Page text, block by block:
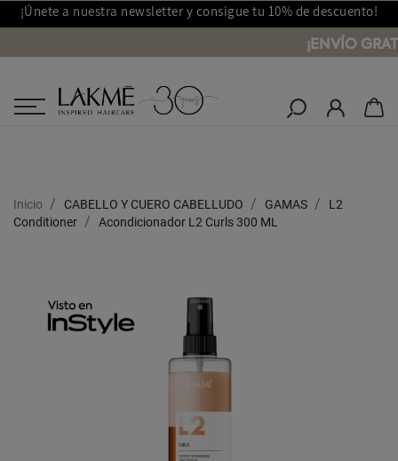
¡Únete a nuestra newsletter y consigue tu 10% de descuento!
¡ENVÍO
Salones Lakmé
Inicio CABELLO Y CUERO CABELLUDO GAMAS
L2
Conditioner
Acondicionador L2 Curls 300 ML